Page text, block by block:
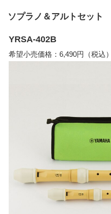
ソプラノ＆アルトセット
YRSA-402B
希望小売価格：6,490円（税込）